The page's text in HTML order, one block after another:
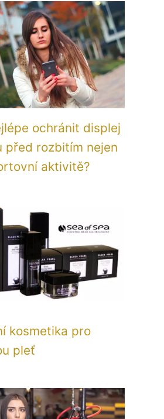
ochránit displej
před rozbitím nejen
aktivitě?
kosmetika pro
pleť